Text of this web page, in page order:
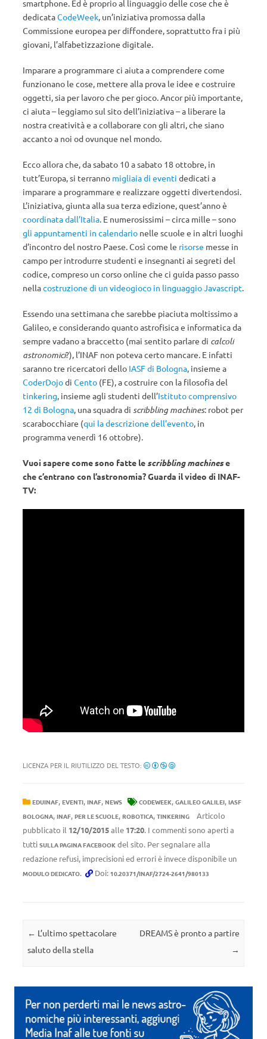
smartphone. Ed è proprio al linguaggio delle cose che è
dedicataCodeWeek , un’iniziativa promossa dalla
Commissione europea per diffondere, soprattutto fra i più
giovani, l’alfabetizzazione digitale.
Imparare a programmare ci aiuta a comprendere come
funzionano le cose, mettere alla prova le idee e costruire
oggetti, sia per lavoro che per gioco. Ancor più importante,
ci aiuta – leggiamo sul sito dell’iniziativa – a liberare la
nostra creatività e a collaborare con gli altri, che siano
accanto a noi od ovunque nel mondo.
Ecco allora che, da sabato 10 a sabato 18 ottobre, in
tutt’Europa, si terranno migliaia di eventi dedicati a
imparare a programmare e realizzare oggetti divertendosi.
L’iniziativa, giunta alla sua terza edizione, quest’anno è
coordinata dall’Italia . E numerosissimi – circa mille – sono
gli appuntamenti in calendario nelle scuole e in altri luoghi
d’incontro del nostro Paese. Così come le risorse messe in
campo per introdurre studenti e insegnanti ai segreti del
codice, compreso un corso online che ci guida passo passo
nellacostruzione di un videogioco in linguaggio Javascript
Essendo una settimana che sarebbe piaciuta moltissimo a
Galileo, e considerando quanto astrofisica e informatica da
sempre vadano a braccetto (mai sentito parlare di calcoli
astronomici?), l’INAF non poteva certo mancare. E infatti
saranno tre ricercatori dello IASF di Bologna , insieme a
CoderDojodi Cento (FE), a costruire con la filosofia del
tinkering , insieme agli studenti dell’Istituto comprensivo
12 di Bologna , una squadra di scribbling machines: robot per
scarabocchiare (qui la descrizione dell’evento , in
programma venerdì 16 ottobre).
Vuoi sapere come sono fatte le scribbling machinese
che c’entrano con l’astronomia? Guarda il video di INAF-
TV:
LICENZA PER IL RIUTILIZZO DEL TESTO:
EDUINAF, EVENTI, INAF, NEWS CODEWEEK, GALILEO GALILEI, IASF
BOLOGNA, INAF, PER LE SCUOLE, ROBOTICA, TINKERING
Articolo
pubblicato il 12/10/2015alle 17:20. I commenti sono aperti a
tutti SULLA PAGINA FACEBOOK del sito. Per segnalare alla
redazione refusi, imprecisioni ed errori è invece disponibile un
MODULO DEDICATO. Doi: 10.20371/INAF/2724-2641/980133
Navigazione articolo
← L’ultimo spettacolare
saluto della stella
DREAMS è pronto a partire
→